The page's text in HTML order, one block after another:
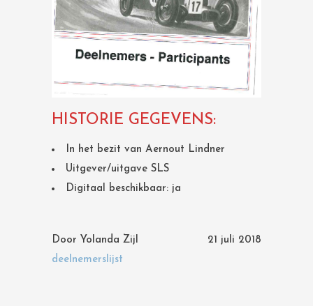
HISTORIE GEGEVENS:
In het bezit van Aernout Lindner
Uitgever/uitgave SLS
Digitaal beschikbaar: ja
Door Yolanda Zijl
21 juli 2018
deelnemerslijst